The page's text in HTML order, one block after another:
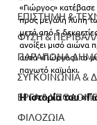
ΕΠΙΣΤΗΜΗ &
ΦΥΣΗ &
ΠΑΡΑΠΟΝΑ
ΣΥΓΚΟΙΝΩΝΙΑ &
ΕΡΓΑ &
ΦΙΛΟΖΩΙΑ
«Γιώργος»
προς μεγάλη λύπη
μετά από 5
ανοίξει μισό αιώνα
αυτά «Γιώργος» το
παγωτό καϊμάκι.
Η ιστορία του